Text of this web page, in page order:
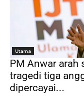
Utama
PM Anwar arah
tragedi tiga
dipercayai...